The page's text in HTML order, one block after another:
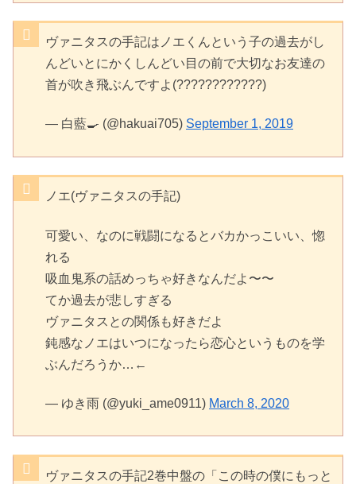
ヴァニタスの手記はノエくんという子の過去がし
んどいとにかくしんどい目の前で大切なお友達の
首が吹き飛ぶんですよ(????????????)
— 白藍🍳 (@hakuai705) September 1, 2019
ノエ(ヴァニタスの手記)
可愛い、なのに戦闘になるとバカかっこいい、惚
れる
吸血鬼系の話めっちゃ好きなんだよ〜〜
てか過去が悲しすぎる
ヴァニタスとの関係も好きだよ
鈍感なノエはいつになったら恋心というものを学
ぶんだろうか…←
— ゆき雨 (@yuki_ame0911) March 8, 2020
ヴァニタスの手記2巻中盤の「この時の僕にもっと